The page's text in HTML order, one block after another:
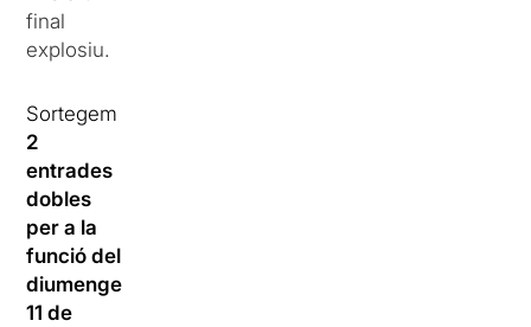
final
explosiu.
Sortegem
2
entrades
dobles
per a la
funció del
diumenge
11 de